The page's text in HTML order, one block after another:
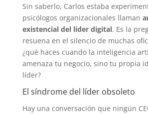
Sin saberlo, Carlos estaba
psicólogos organizacionales llaman
existencial del líder digital. Es la
resuena en el silencio de muchas
¿qué haces cuando la inteligencia
amenaza tu negocio, sino tu propia
líder?
El síndrome del líder obsoleto
Hay una conversación que ningún